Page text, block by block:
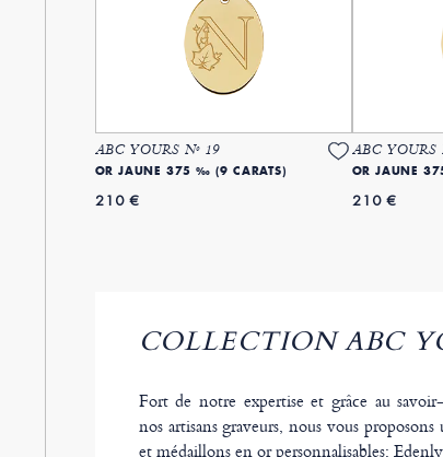
ABC YOURS Nº 19
OR JAUNE 375 ‰ (9 CARATS)
210 €
ABC YOURS
OR JAUNE
210 €
COLLECTION ABC
Fort de notre expertise et grâce au
nos artisans graveurs, nous vous
et médaillons en or personnalisables: